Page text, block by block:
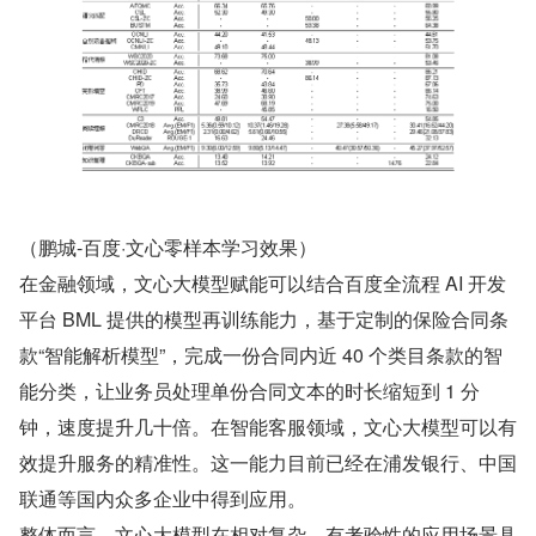
（鹏城-百度·文心零样本学习效果）
在金融领域，文心大模型赋能可以结合百度全流程 AI 开发
平台 BML 提供的模型再训练能力，基于定制的保险合同条
款“智能解析模型”，完成一份合同内近 40 个类目条款的智
能分类，让业务员处理单份合同文本的时长缩短到 1 分
钟，速度提升几十倍。在智能客服领域，文心大模型可以有
效提升服务的精准性。这一能力目前已经在浦发银行、中国
联通等国内众多企业中得到应用。